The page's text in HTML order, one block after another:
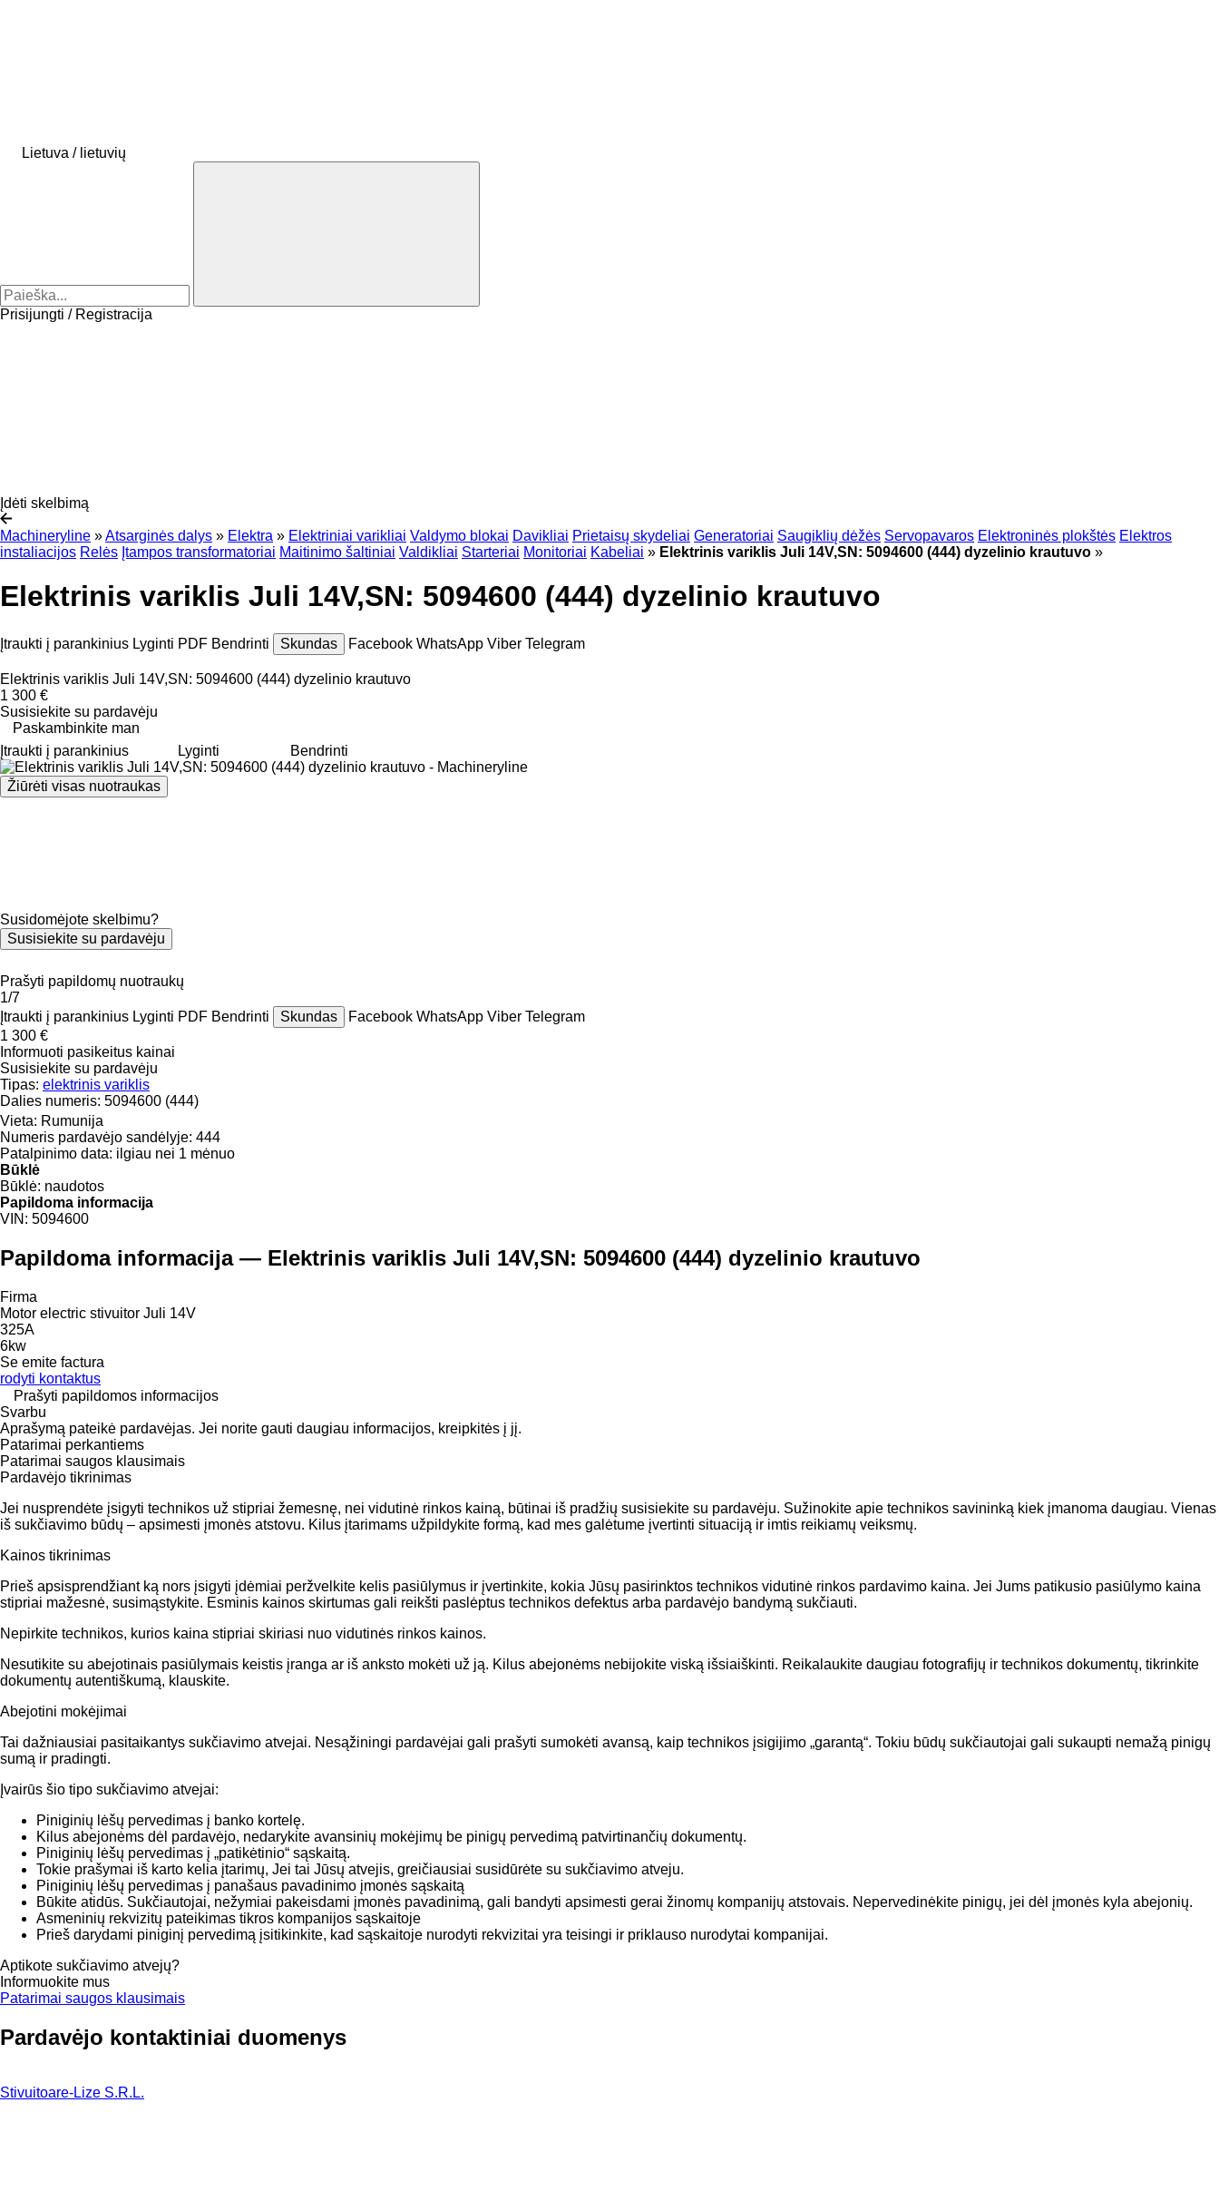
Lietuva / lietuvių
Prisijungti / Registracija
Įdėti skelbimą
Machineryline »Atsarginės dalys » Elektra » Elektriniai varikliai Valdymo blokai Davikliai Prietaisų skydeliai Generatoriai Saugiklių dėžės Servopavaros Elektroninės plokštės Elektros
instaliacijos Relės Įtampos transformatoriai Maitinimo šaltiniai Valdikliai Starteriai Monitoriai Kabeliai » Elektrinis variklis Juli 14V,SN: 5094600 (444) dyzelinio krautuvo »
Elektrinis variklis Juli 14V,SN: 5094600 (444) dyzelinio krautuvo
Įtraukti į parankinius Lyginti PDF Bendrinti Skundas Facebook WhatsApp Viber Telegram
Elektrinis variklis Juli 14V,SN: 5094600 (444) dyzelinio krautuvo
1 300 €
Susisiekite su pardavėju
Paskambinkite man
Įtraukti į parankinius
Lyginti Bendrinti
Žiūrėti visas nuotraukas
Susidomėjote skelbimu?
Susisiekite su pardavėju
Prašyti papildomų nuotraukų
1/7
Įtraukti į parankinius Lyginti PDF Bendrinti Skundas Facebook WhatsApp Viber Telegram
1 300 €
Informuoti pasikeitus kainai
Susisiekite su pardavėju
Tipas: elektrinis variklis
Dalies numeris: 5094600 (444)
Vieta: Rumunija
Numeris pardavėjo sandėlyje: 444
Patalpinimo data: ilgiau nei 1 mėnuo
Būklė
Būklė: naudotos
Papildoma informacija
VIN: 5094600
Papildoma informacija — Elektrinis variklis Juli 14V,SN: 5094600 (444) dyzelinio krautuvo
Firma
Motor electric stivuitor Juli 14V
325A
6kw
Se emite factura
rodyti kontaktus
Prašyti papildomos informacijos
Svarbu
Aprašymą pateikė pardavėjas. Jei norite gauti daugiau informacijos, kreipkitės į jį.
Patarimai perkantiems
Patarimai saugos klausimais
Pardavėjo tikrinimas
Jei nusprendėte įsigyti technikos už stipriai žemesnę, nei vidutinė rinkos kainą, būtinai iš pradžių susisiekite su pardavėju. Sužinokite apie technikos savininką kiek įmanoma daugiau. Vienas
iš sukčiavimo būdų – apsimesti įmonės atstovu. Kilus įtarimams užpildykite formą, kad mes galėtume įvertinti situaciją ir imtis reikiamų veiksmų.
Kainos tikrinimas
Prieš apsisprendžiant ką nors įsigyti įdėmiai peržvelkite kelis pasiūlymus ir įvertinkite, kokia Jūsų pasirinktos technikos vidutinė rinkos pardavimo kaina. Jei Jums patikusio pasiūlymo kaina
stipriai mažesnė, susimąstykite. Esminis kainos skirtumas gali reikšti paslėptus technikos defektus arba pardavėjo bandymą sukčiauti.
Nepirkite technikos, kurios kaina stipriai skiriasi nuo vidutinės rinkos kainos.
Nesutikite su abejotinais pasiūlymais keistis įranga ar iš anksto mokėti už ją. Kilus abejonėms nebijokite viską išsiaiškinti. Reikalaukite daugiau fotografijų ir technikos dokumentų, tikrinkite
dokumentų autentiškumą, klauskite.
Abejotini mokėjimai
Tai dažniausiai pasitaikantys sukčiavimo atvejai. Nesąžiningi pardavėjai gali prašyti sumokėti avansą, kaip technikos įsigijimo „garantą“. Tokiu būdų sukčiautojai gali sukaupti nemažą pinigų
sumą ir pradingti.
Įvairūs šio tipo sukčiavimo atvejai:
Piniginių lėšų pervedimas į banko kortelę.
Kilus abejonėms dėl pardavėjo, nedarykite avansinių mokėjimų be pinigų pervedimą patvirtinančių dokumentų.
Piniginių lėšų pervedimas į „patikėtinio“ sąskaitą.
Tokie prašymai iš karto kelia įtarimų, Jei tai Jūsų atvejis, greičiausiai susidūrėte su sukčiavimo atveju.
Piniginių lėšų pervedimas į panašaus pavadinimo įmonės sąskaitą
Būkite atidūs. Sukčiautojai, nežymiai pakeisdami įmonės pavadinimą, gali bandyti apsimesti gerai žinomų kompanijų atstovais. Nepervedinėkite pinigų, jei dėl įmonės kyla abejonių.
Asmeninių rekvizitų pateikimas tikros kompanijos sąskaitoje
Prieš darydami piniginį pervedimą įsitikinkite, kad sąskaitoje nurodyti rekvizitai yra teisingi ir priklauso nurodytai kompanijai.
Aptikote sukčiavimo atvejų?
Informuokite mus
Patarimai saugos klausimais
Pardavėjo kontaktiniai duomenys
Stivuitoare-Lize S.R.L.